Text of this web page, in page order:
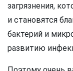
загрязнения,
и становятся
бактерий и
развитию